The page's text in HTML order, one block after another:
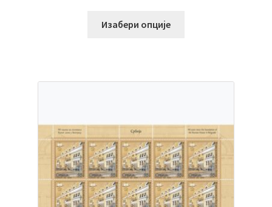
Изабери опције